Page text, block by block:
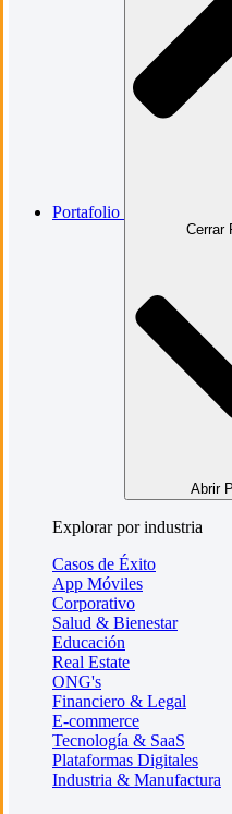
Portafolio
Cerrar
Abrir
Explorar por industria
Casos de Éxito
App Móviles
Corporativo
Salud & Bienestar
Educación
Real Estate
ONG's
Financiero & Legal
E-commerce
Tecnología & SaaS
Plataformas Digitales
Industria & Manufactura